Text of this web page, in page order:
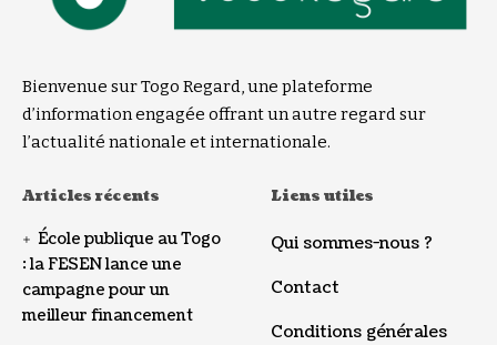
Bienvenue sur Togo Regard, une plateforme
d’information engagée offrant un autre regard sur
l’actualité nationale et internationale.
Articles récents
École publique au Togo
: la FESEN lance une
campagne pour un
meilleur financement
Liens utiles
Qui sommes-nous ?
Contact
Conditions générales